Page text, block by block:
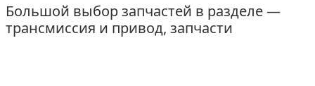
Большой выбор запчастей в разделе —
трансмиссия и привод, запчасти